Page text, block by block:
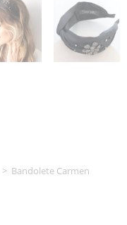
> Bandolete Carmen